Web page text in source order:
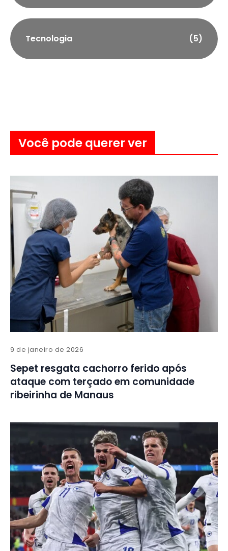
Tecnologia (5)
Você pode querer ver
9 de janeiro de 2026
Sepet resgata cachorro ferido após
ataque com terçado em comunidade
ribeirinha de Manaus